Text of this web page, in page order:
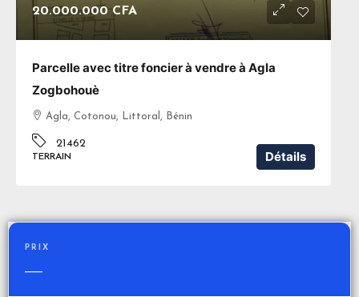
20.000.000 CFA
Parcelle avec titre foncier à vendre à Agla
Zogbohouè
Agla, Cotonou, Littoral, Bénin
21462
TERRAIN Détails
PRIX
—